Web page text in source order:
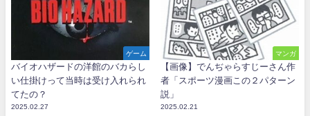
ゲーム
バイオハザードの洋館のバカらし
い仕掛けって当時は受け入れられ
てたの？
2025.02.27
マンガ
【画像】でんぢゃらすじーさん作
者「スポーツ漫画この２パターン
説」
2025.02.21